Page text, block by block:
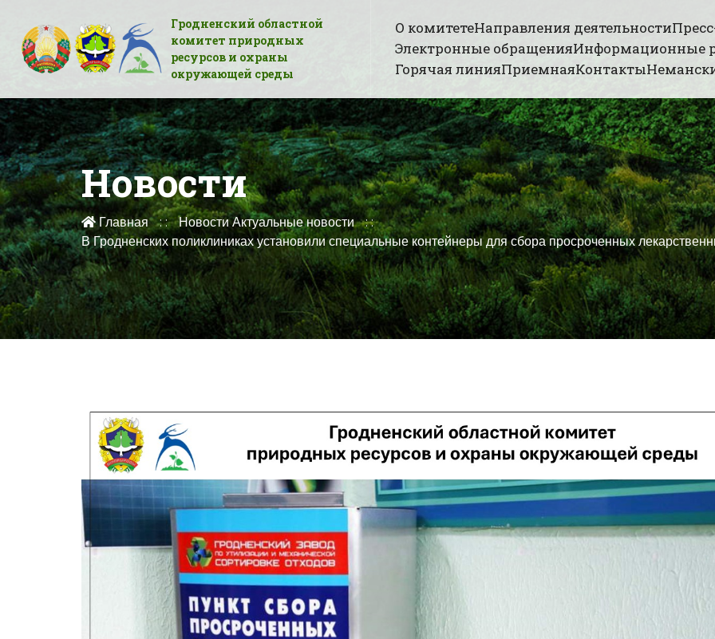
Гродненский областной
комитет природных
ресурсов и охраны
окружающей среды
О комитетеНаправления деятельности
Электронные обращенияИнформационные
Горячая линияПриемнаяКонтакты
Новости
Главная НовостиАктуальные новости
В Гродненских поликлиниках установили специальные контейнеры для сбора просроченных
Требования к
ликвидации и
консервации
скважин